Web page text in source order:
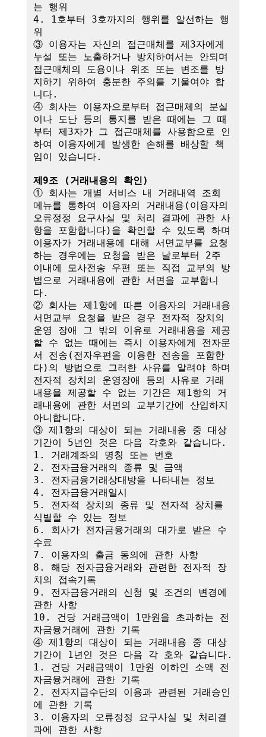
는 행위
4. 1호부터 3호까지의 행위를 알선하는 행
위
③ 이용자는 자신의 접근매체를 제3자에게
누설 또는 노출하거나 방치하여서는 안되며
접근매체의 도용이나 위조 또는 변조를 방
지하기 위하여 충분한 주의를 기울여야 합
니다.
④ 회사는 이용자으로부터 접근매체의 분실
이나 도난 등의 통지를 받은 때에는 그 때
부터 제3자가 그 접근매체를 사용함으로 인
하여 이용자에게 발생한 손해를 배상할 책
임이 있습니다.
제9조 (거래내용의 확인)
① 회사는 개별 서비스 내 거래내역 조회
메뉴를 통하여 이용자의 거래내용(이용자의
오류정정 요구사실 및 처리 결과에 관한 사
항을 포함합니다)을 확인할 수 있도록 하며
이용자가 거래내용에 대해 서면교부를 요청
하는 경우에는 요청을 받은 날로부터 2주
이내에 모사전송 우편 또는 직접 교부의 방
법으로 거래내용에 관한 서면을 교부합니
다.
② 회사는 제1항에 따른 이용자의 거래내용
서면교부 요청을 받은 경우 전자적 장치의
운영 장애 그 밖의 이유로 거래내용을 제공
할 수 없는 때에는 즉시 이용자에게 전자문
서 전송(전자우편을 이용한 전송을 포함한
다)의 방법으로 그러한 사유를 알려야 하며
전자적 장치의 운영장애 등의 사유로 거래
내용을 제공할 수 없는 기간은 제1항의 거
래내용에 관한 서면의 교부기간에 산입하지
아니합니다.
③ 제1항의 대상이 되는 거래내용 중 대상
기간이 5년인 것은 다음 각호와 같습니다.
1. 거래계좌의 명칭 또는 번호
2. 전자금융거래의 종류 및 금액
3. 전자금융거래상대방을 나타내는 정보
4. 전자금융거래일시
5. 전자적 장치의 종류 및 전자적 장치를
식별할 수 있는 정보
6. 회사가 전자금융거래의 대가로 받은 수
수료
7. 이용자의 출금 동의에 관한 사항
8. 해당 전자금융거래와 관련한 전자적 장
치의 접속기록
9. 전자금융거래의 신청 및 조건의 변경에
관한 사항
10. 건당 거래금액이 1만원을 초과하는 전
자금융거래에 관한 기록
④ 제1항의 대상이 되는 거래내용 중 대상
기간이 1년인 것은 다음 각 호와 같습니다.
1. 건당 거래금액이 1만원 이하인 소액 전
자금융거래에 관한 기록
2. 전자지급수단의 이용과 관련된 거래승인
에 관한 기록
3. 이용자의 오류정정 요구사실 및 처리결
과에 관한 사항